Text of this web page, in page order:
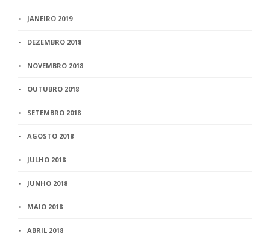
JANEIRO 2019
DEZEMBRO 2018
NOVEMBRO 2018
OUTUBRO 2018
SETEMBRO 2018
AGOSTO 2018
JULHO 2018
JUNHO 2018
MAIO 2018
ABRIL 2018